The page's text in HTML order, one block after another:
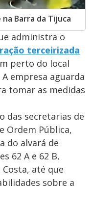
Barra da Tijuca
administra o
terceirizada
perto do local
empresa aguarda
tomar as medidas
das secretarias de
Ordem Pública,
do alvará de
62 A e 62 B,
até que
sobre a